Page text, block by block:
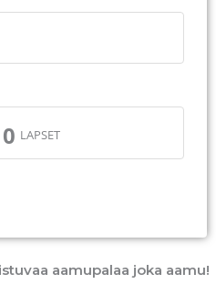
LAPSET
0
aamupalaa joka aamu!